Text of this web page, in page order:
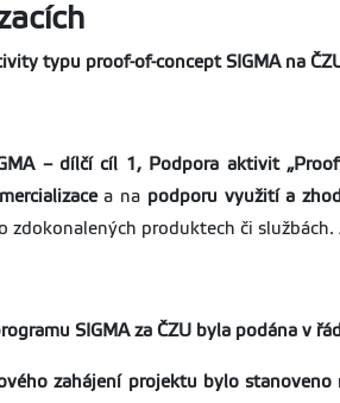
typu proof-of-concept SIGMA na
– dílčí cíl 1, Podpora aktivit
a na podporu využití a
zdokonalených produktech či
SIGMA za ČZU byla podána v
zahájení projektu bylo